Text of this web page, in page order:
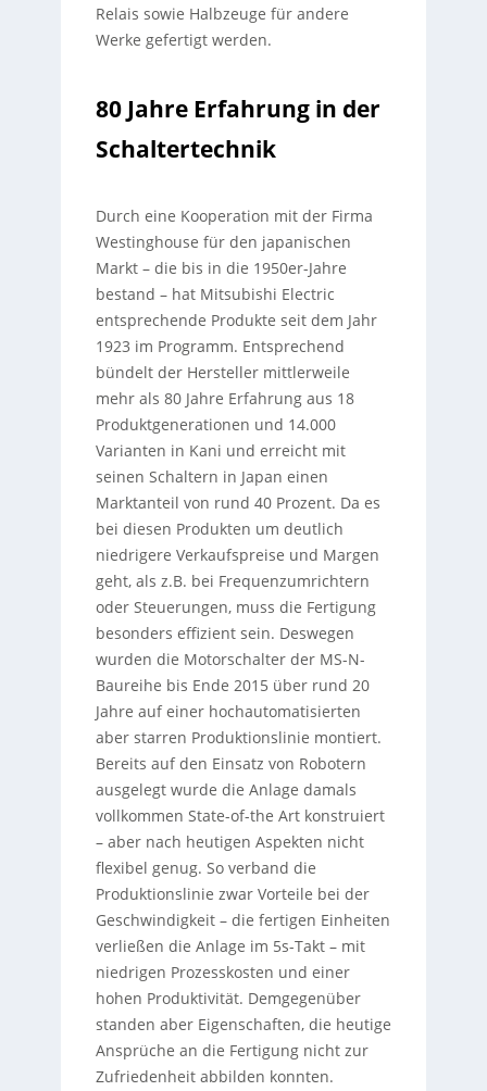
Relais sowie Halbzeuge für andere
Werke gefertigt werden.
80 Jahre Erfahrung in der
Schaltertechnik
Durch eine Kooperation mit der Firma
Westinghouse für den japanischen
Markt – die bis in die 1950er-Jahre
bestand – hat Mitsubishi Electric
entsprechende Produkte seit dem Jahr
1923 im Programm. Entsprechend
bündelt der Hersteller mittlerweile
mehr als 80 Jahre Erfahrung aus 18
Produktgenerationen und 14.000
Varianten in Kani und erreicht mit
seinen Schaltern in Japan einen
Marktanteil von rund 40 Prozent. Da es
bei diesen Produkten um deutlich
niedrigere Verkaufspreise und Margen
geht, als z.B. bei Frequenzumrichtern
oder Steuerungen, muss die Fertigung
besonders effizient sein. Deswegen
wurden die Motorschalter der MS-N-
Baureihe bis Ende 2015 über rund 20
Jahre auf einer hochautomatisierten
aber starren Produktionslinie montiert.
Bereits auf den Einsatz von Robotern
ausgelegt wurde die Anlage damals
vollkommen State-of-the Art konstruiert
– aber nach heutigen Aspekten nicht
flexibel genug. So verband die
Produktionslinie zwar Vorteile bei der
Geschwindigkeit – die fertigen Einheiten
verließen die Anlage im 5s-Takt – mit
niedrigen Prozesskosten und einer
hohen Produktivität. Demgegenüber
standen aber Eigenschaften, die heutige
Ansprüche an die Fertigung nicht zur
Zufriedenheit abbilden konnten.